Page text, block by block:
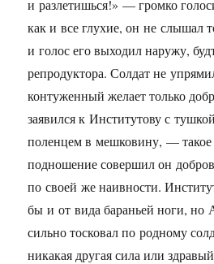
и разлетишься!» — громко
как и все глухие, он не слышал
и голос его выходил наружу,
репродуктора. Солдат не
контуженный желает только
заявился к Институтову с
поленцем в мешковину, —
подношение совершил он
по своей же наивности.
бы и от вида бараньей ноги, но
сильно тосковал по родному
никакая другая сила или